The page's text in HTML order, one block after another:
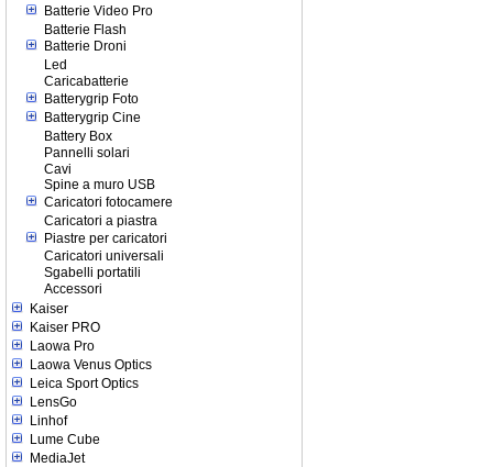
Batterie Video Pro
Batterie Flash
Batterie Droni
Led
Caricabatterie
Batterygrip Foto
Batterygrip Cine
Battery Box
Pannelli solari
Cavi
Spine a muro USB
Caricatori fotocamere
Caricatori a piastra
Piastre per caricatori
Caricatori universali
Sgabelli portatili
Accessori
Kaiser
Kaiser PRO
Laowa Pro
Laowa Venus Optics
Leica Sport Optics
LensGo
Linhof
Lume Cube
MediaJet